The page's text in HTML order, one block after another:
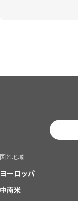
国と地域
ヨーロッパ
中南米